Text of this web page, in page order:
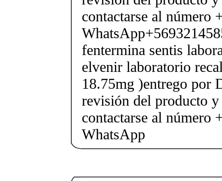
contactarse al número
fentermina sentis
elvenir laboratorio
18.75mg )entrego por
revisión del producto
contactarse al número
WhatsApp